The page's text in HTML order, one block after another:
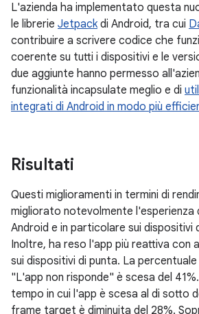
L'azienda ha implementato questa
le librerie Jetpackdi Android, tra cui
contribuire a scrivere codice che
coerente su tutti i dispositivi e le
due aggiunte hanno permesso
funzionalità incapsulate meglio e di
integrati di Android in modo più
Risultati
Questi miglioramenti in termini di
migliorato notevolmente l'esperienza
Android e in particolare sui dispositivi
Inoltre, ha reso l'app più reattiva con
sui dispositivi di punta. La
"L'app non risponde" è scesa del
tempo in cui l'app è scesa al di sotto
frame target è diminuita del 28%.